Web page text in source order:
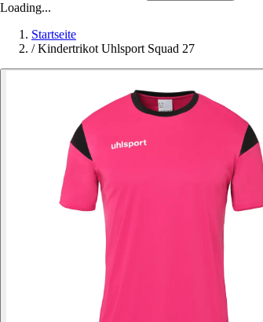
Loading...
Startseite
/ Kindertrikot Uhlsport Squad 27